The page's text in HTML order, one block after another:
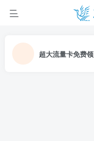
超大流量卡免费领